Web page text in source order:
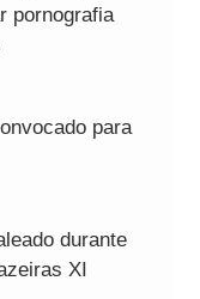
pornografia
para
durante
XI